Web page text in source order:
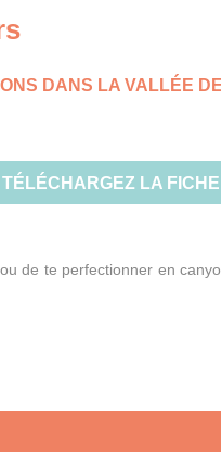
DANS LA VALLÉE
TÉLÉCHARGEZ LA FICHE
de te perfectionner en